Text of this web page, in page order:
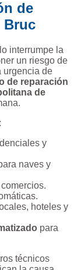
de
Bruc
interrumpe la
un riesgo de
urgencia de
de reparación
de
y
naves y
hoteles y
para
técnicos